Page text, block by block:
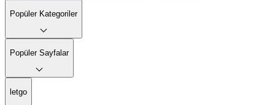
Popüler Kategoriler
Popüler Sayfalar
letgo